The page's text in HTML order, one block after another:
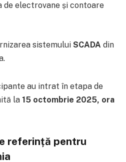
de electrovane și contoare
sistemului SCADA din
au intrat în etapa de
la 15 octombrie 2025, ora
referință pentru